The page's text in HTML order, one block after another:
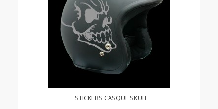
STICKERS CASQUE SKULL